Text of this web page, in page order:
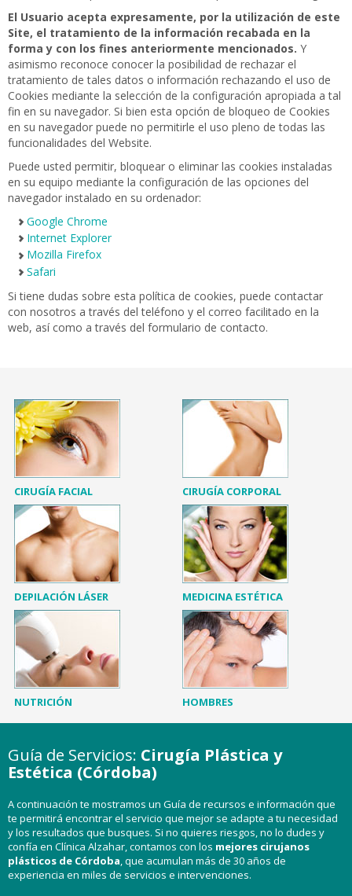
El Usuario acepta expresamente, por la utilización de este
Site, el tratamiento de la información recabada en la
forma y con los fines anteriormente mencionados. Y
asimismo reconoce conocer la posibilidad de rechazar el
tratamiento de tales datos o información rechazando el uso de
Cookies mediante la selección de la configuración apropiada a tal
fin en su navegador. Si bien esta opción de bloqueo de Cookies
en su navegador puede no permitirle el uso pleno de todas las
funcionalidades del Website.
Puede usted permitir, bloquear o eliminar las cookies instaladas
en su equipo mediante la configuración de las opciones del
navegador instalado en su ordenador:
Google Chrome
Internet Explorer
Mozilla Firefox
Safari
Si tiene dudas sobre esta política de cookies, puede contactar
con nosotros a través del teléfono y el correo facilitado en la
web, así como a través del formulario de contacto.
CIRUGÍA FACIAL CIRUGÍA CORPORAL
DEPILACIÓN LÁSER MEDICINA ESTÉTICA
NUTRICIÓN HOMBRES
Guía de Servicios: Cirugía Plástica y
Estética (Córdoba)
A continuación te mostramos un Guía de recursos e información que
te permitirá encontrar el servicio que mejor se adapte a tu necesidad
y los resultados que busques. Si no quieres riesgos, no lo dudes y
confía en Clínica Alzahar, contamos con los mejores cirujanos
plásticos de Córdoba, que acumulan más de 30 años de
experiencia en miles de servicios e intervenciones.